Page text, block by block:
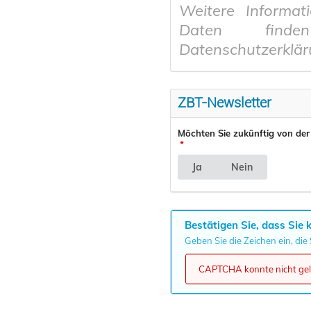
Weitere
Daten
ZBT-Newsletter
Möchten Sie zukünftig von
Ja Nein
Bestätigen Sie, dass Sie
Geben Sie die Zeichen ein,
CAPTCHA konnte nicht